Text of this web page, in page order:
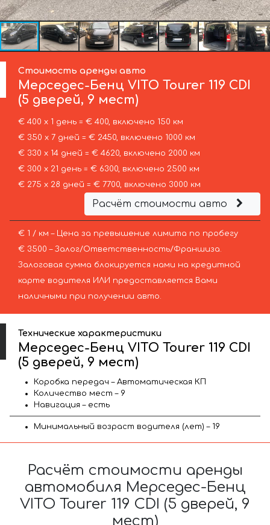
Стоимость аренды авто
Мерседес-БенцVITO Tourer 119 CDI
(5 дверей, 9 мест)
€ 400 х 1 день = € 400, включено 150 км
€ 350 х 7 дней = € 2450, включено 1000 км
€ 330 х 14 дней = € 4620, включено 2000 км
€ 300 х 21 день = € 6300, включено 2500 км
€ 275 х 28 дней = € 7700, включено 3000 км
Расчёт стоимости авто
€ 1 / км – Цена за превышение лимита по пробегу
€ 3500 – Залог/Ответственность/Франшиза.
Залоговая сумма блокируется нами на кредитной
карте водителя ИЛИ предоставляется Вами
наличными при получении авто.
Технические характеристики
Мерседес-Бенц VITO Tourer 119 CDI
(5 дверей, 9 мест)
Коробка передач – Автоматическая КП
Количество мест – 9
Навигация – есть
Минимальный возраст водителя (лет) – 19
Расчёт стоимости аренды
автомобиля Мерседес-Бенц
VITO Tourer 119 CDI (5 дверей, 9
мест)